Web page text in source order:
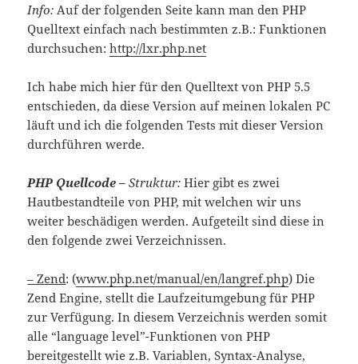
Info: Auf der folgenden Seite kann man den PHP
Quelltext einfach nach bestimmten z.B.: Funktionen
durchsuchen:http://lxr.php.net
Ich habe mich hier für den Quelltext von PHP 5.5
entschieden, da diese Version auf meinen lokalen PC
läuft und ich die folgenden Tests mit dieser Version
durchführen werde.
PHP Quellcode –Struktur: Hier gibt es zwei
Hautbestandteile von PHP, mit welchen wir uns
weiter beschädigen werden. Aufgeteilt sind diese in
den folgende zwei Verzeichnissen.
– Zend: (www.php.net/manual/en/langref.php) Die
Zend Engine, stellt die Laufzeitumgebung für PHP
zur Verfügung. In diesem Verzeichnis werden somit
alle “language level”-Funktionen von PHP
bereitgestellt wie z.B. Variablen, Syntax-Analyse,